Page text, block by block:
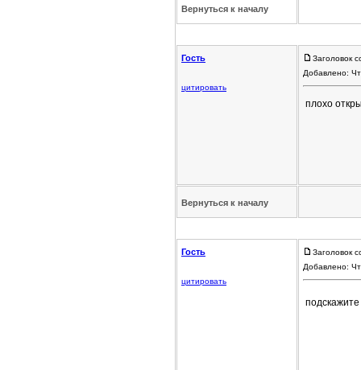
Вернуться к началу
Гость
цитировать
Заголовок
Добавлено:
плохо
Вернуться к началу
Гость
цитировать
Заголовок
Добавлено: